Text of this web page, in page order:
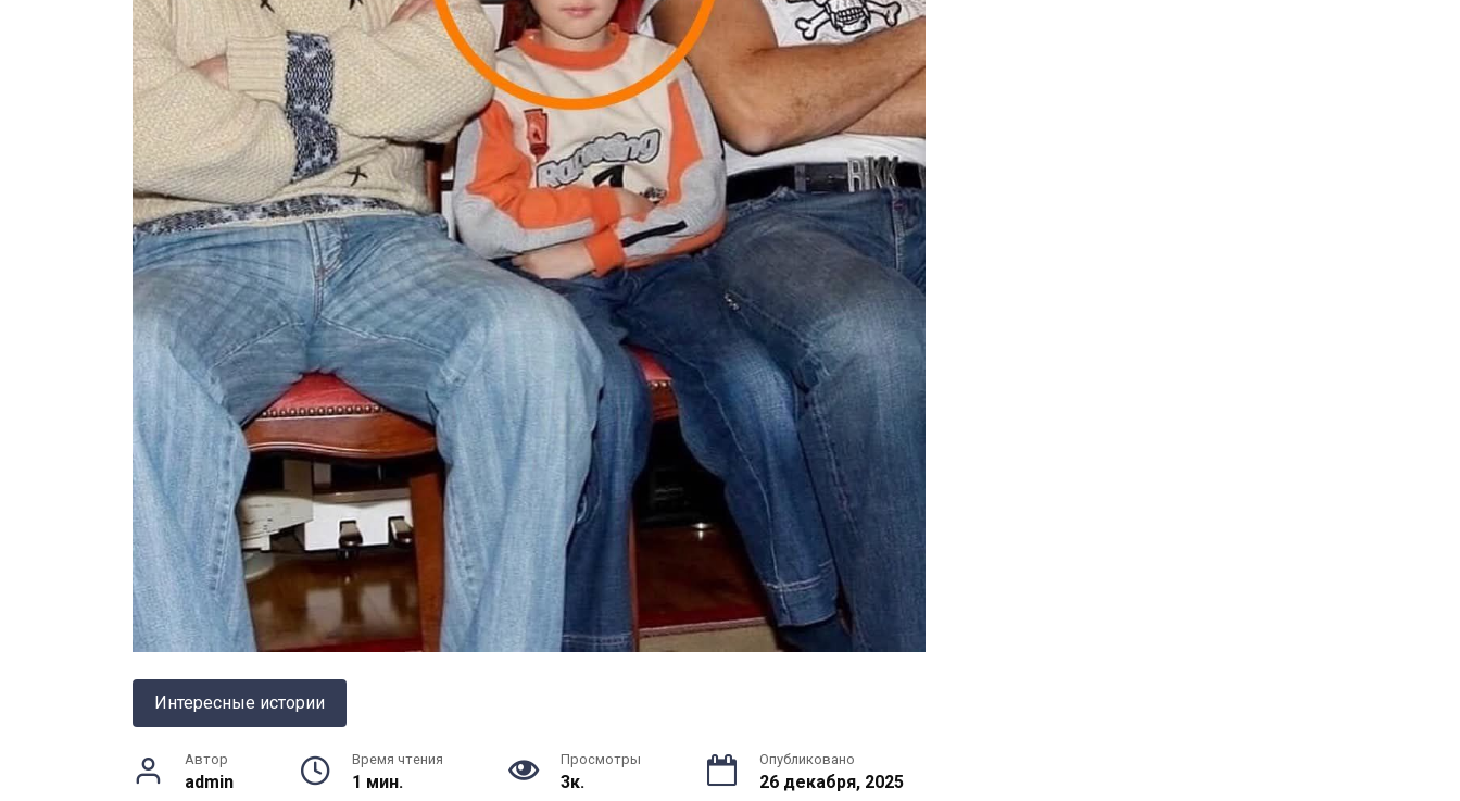
Интересные истории
Автор
admin
Время чтения
1 мин.
Просмотры
3к.
Опубликовано
26 декабря, 2025